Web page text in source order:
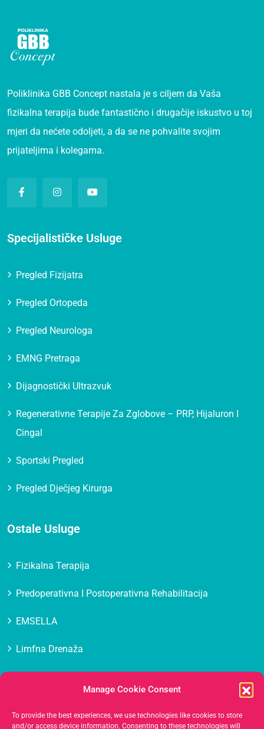
Manage Cookie Consent
To provide the best experiences, we use technologies like cookies to store
and/or access device information. Consenting to these technologies will
Poliklinika GBB Concept nastala je s ciljem da Vaša
fizikalna terapija bude fantastično i drugačije iskustvo u toj
mjeri da nećete odoljeti, a da se ne pohvalite svojim
prijateljima i kolegama.
Specijalističke Usluge
Pregled Fizijatra
Pregled Ortopeda
Pregled Neurologa
EMNG Pretraga
Dijagnostički Ultrazvuk
Regenerativne Terapije Za Zglobove – PRP, Hijaluron I
Cingal
Sportski Pregled
Pregled Dječjeg Kirurga
Ostale Usluge
Fizikalna Terapija
Predoperativna I Postoperativna Rehabilitacija
EMSELLA
Limfna Drenaža